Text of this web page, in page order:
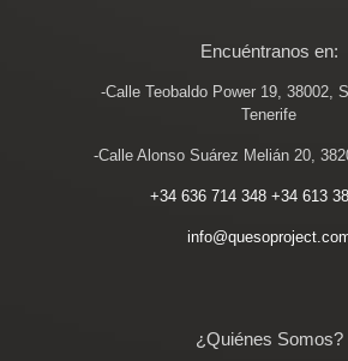
Encuéntranos en:
-Calle Teobaldo Power 19, 38002,
Tenerife
-Calle Alonso Suárez Melián 20,
+34 636 714 348 +34 613
¿Quiénes Somos?